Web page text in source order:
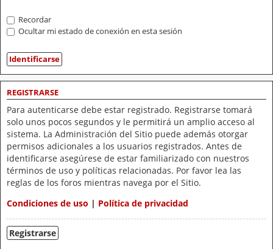
Recordar
Ocultar mi estado de conexión en esta sesión
REGISTRARSE
Para autenticarse debe estar registrado. Registrarse tomará
solo unos pocos segundos y le permitirá un amplio acceso al
sistema. La Administración del Sitio puede además otorgar
permisos adicionales a los usuarios registrados. Antes de
identificarse asegúrese de estar familiarizado con nuestros
términos de uso y políticas relacionadas. Por favor lea las
reglas de los foros mientras navega por el Sitio.
Condiciones de uso | Política de privacidad
Registrarse